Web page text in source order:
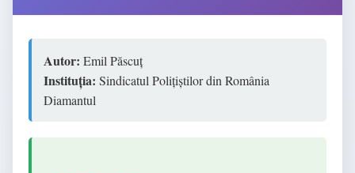
Autor: Emil Păscuț
Instituția: Sindicatul Polițiștilor din România
Diamantul